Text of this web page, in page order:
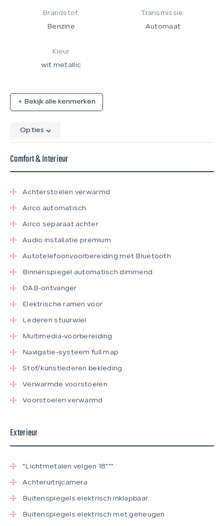
Brandstof:
Benzine
Transmissie:
Automaat
Kleur
wit metallic
+ Bekijk alle kenmerken
Opties
Comfort & Interieur
Achterstoelen verwarmd
Airco automatisch
Airco separaat achter
Audio installatie premium
Autotelefoonvoorbereiding met Bluetooth
Binnenspiegel automatisch dimmend
DAB-ontvanger
Elektrische ramen voor
Lederen stuurwiel
Multimedia-voorbereiding
Navigatie-systeem full map
Stof/kunstlederen bekleding
Verwarmde voorstoelen
Voorstoelen verwarmd
Exterieur
"Lichtmetalen velgen 18"""
Achteruitrijcamera
Buitenspiegels elektrisch inklapbaar
Buitenspiegels elektrisch met geheugen